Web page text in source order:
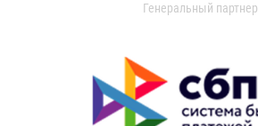
Генеральный партнер